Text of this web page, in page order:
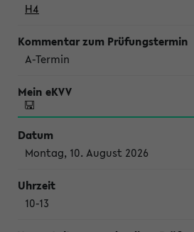
H4
A-Termin
Montag, 10. August 2026
10-13